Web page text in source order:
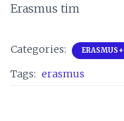
Erasmus tim
Categories: ERASMUS+
Tags: erasmus